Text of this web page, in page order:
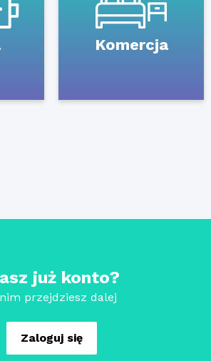
Komercja
już konto?
przejdziesz dalej
Zaloguj się